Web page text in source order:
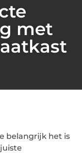
met
belangrijk het is